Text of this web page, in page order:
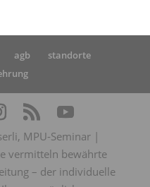
agb
standorte
MPU-Seminar |
vermitteln bewährte
– der individuelle